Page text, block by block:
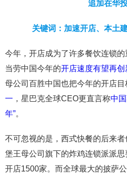
追加在华
关键词：加速开店、本土
今年，开店成为了许多餐饮连锁
当劳中国今年的开店速度有望再创
母公司百胜中国也把今年的开店目
一 ，星巴克全球CEO更直言称中
年”。
不可忽视的是，西式快餐的后来
堡王母公司旗下的炸鸡连锁派派
开店1500家。而全球最大的披萨公